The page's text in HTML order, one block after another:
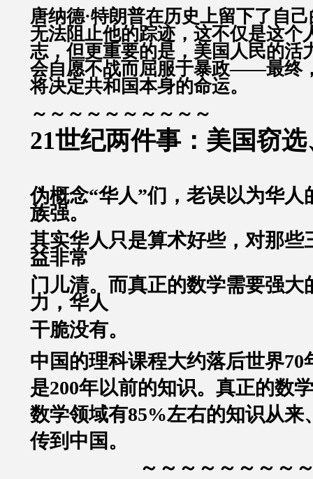
唐纳德·特朗普在历史上留下了自
无法阻止他的踪迹，这不仅是这个
志，但更重要的是，美国人民的活
会自愿不战而屈服于暴政——最终
将决定共和国本身的命运。
～～～～～～～～～～
21世纪两件事：美国窃
伪概念“华人”们，老误以为华人
族强。
其实华人只是算术好些，对那些
益非常
门儿清。而真正的数学需要强大
力，华人
干脆没有。
中国的理科课程大约落后世界70
是200年以前的知识。 真正的数
数学领域有85%左右的知识从来
传到中国。
～～～～～～～～